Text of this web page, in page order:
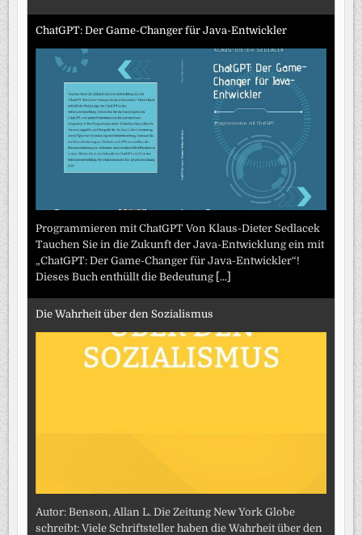
ChatGPT: Der Game-Changer für Java-Entwickler
Programmieren mit ChatGPT Von Klaus-Dieter Sedlacek
Tauchen Sie in die Zukunft der Java-Entwicklung ein mit
„ChatGPT: Der Game-Changer für Java-Entwickler“!
Dieses Buch enthüllt die Bedeutung [...]
Die Wahrheit über den Sozialismus
Autor: Benson, Allan L. Die Zeitung New York Globe
schreibt: Viele Schriftsteller haben die Wahrheit über den